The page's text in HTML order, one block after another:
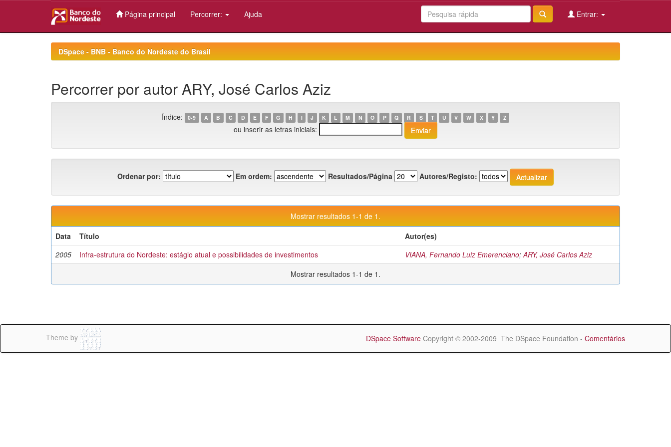
Página principal Percorrer: Ajuda Entrar:
DSpace - BNB - Banco do Nordeste do Brasil
Percorrer por autor ARY, José Carlos Aziz
Índice: 0-9 A B C D E F G H I J K L M N O P Q R S T U V W X Y Z
ou inserir as letras iniciais:
Ordenar por: Em ordem: Resultados/Página Autores/Registo:
Mostrar resultados 1-1 de 1.
Data
Título
Autor(es)
2005
Infra-estrutura do Nordeste: estágio atual e possibilidades de investimentos VIANA, Fernando Luiz Emerenciano;ARY, José Carlos Aziz
Mostrar resultados 1-1 de 1.
Theme by DSpace Software Copyright © 2002-2009 The DSpace Foundation - Comentários